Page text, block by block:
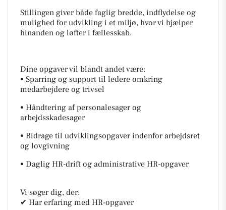
Stillingen giver både faglig bredde, indflydelse og
mulighed for udvikling i et miljø, hvor vi hjælper
hinanden og løfter i fællesskab.
Dine opgaver vil blandt andet være:
• Sparring og support til ledere omkring
medarbejdere og trivsel
• Håndtering af personalesager og
arbejdsskadesager
• Bidrage til udviklingsopgaver indenfor arbejdsret
og lovgivning
• Daglig HR-drift og administrative HR-opgaver
Vi søger dig, der:
✔ Har erfaring med HR-opgaver